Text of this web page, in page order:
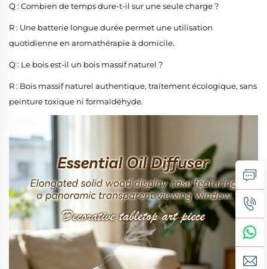
Q : Combien de temps dure-t-il sur une seule charge ?
R : Une batterie longue durée permet une utilisation
quotidienne en aromathérapie à domicile.
Q : Le bois est-il un bois massif naturel ?
R : Bois massif naturel authentique, traitement écologique, sans
peinture toxique ni formaldéhyde.